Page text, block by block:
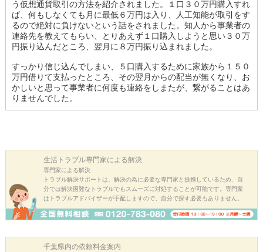
う仮想通貨取引の方法を紹介されました。１口３０万円購入すれ
ば、何もしなくても月に最低６万円は入り、人工知能が取引をす
るので絶対に負けないという話をされました。知人から事業者の
連絡先を教えてもらい、とりあえず１口購入しようと思い３０万
円振り込んだところ、翌月に８万円振り込まれました。
すっかり信じ込んでしまい、５口購入するために家族から１５０
万円借りて支払ったところ、その翌月からの配当が無くなり、お
かしいと思って事業者に何度も連絡をしまたが、繋がることはあ
りませんでした。
生活トラブル専門家による解決
専門家による解決
トラブル解決サポートは、解決の為に必要な専門家と提携しているため、自
分では解決困難なトラブルでもスムーズに対処することが可能です。専門家
はトラブルアドバイザーが手配しますので、自分で探す必要もありません。
千葉県内の依頼料金案内